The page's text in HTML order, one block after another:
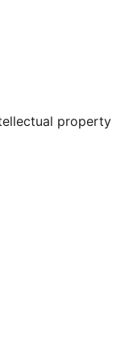
property